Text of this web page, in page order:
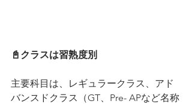
📓クラスは習熟度別
主要科目は、レギュラークラス、アド
バンスドクラス（GT、Pre- APなど名称